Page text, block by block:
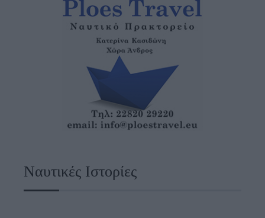
Ναυτικές Ιστορίες